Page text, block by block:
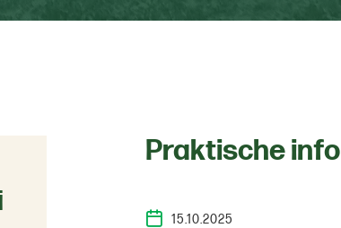
Praktische info
15.10.2025